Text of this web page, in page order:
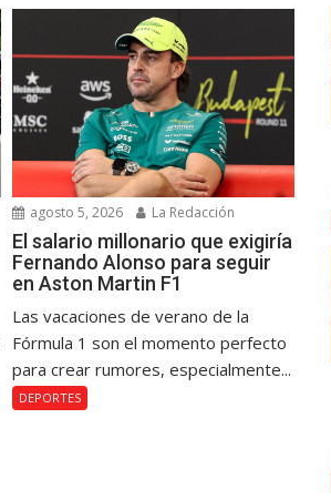
agosto 5, 2026 La Redacción
El salario millonario que exigiría
Fernando Alonso para seguir
en Aston Martin F1
Las vacaciones de verano de la
Fórmula 1 son el momento perfecto
para crear rumores, especialmente...
DEPORTES